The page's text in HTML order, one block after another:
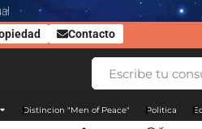
Contacto
Distincion "Men of Peace" Politica